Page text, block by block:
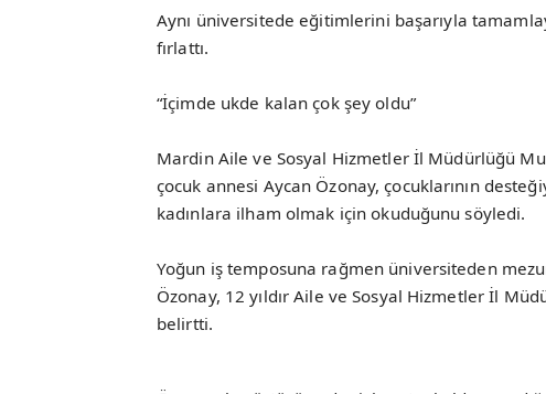
Aynı üniversitede eğitimlerini başarıyla
fırlattı.
“İçimde ukde kalan çok şey oldu”
Mardin Aile ve Sosyal Hizmetler İl Müdürlüğü
çocuk annesi Aycan Özonay, çocuklarının
kadınlara ilham olmak için okuduğunu söyledi.
Yoğun iş temposuna rağmen üniversiteden
Özonay, 12 yıldır Aile ve Sosyal Hizmetler İl
belirtti.